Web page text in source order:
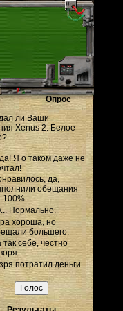
Опрос
ли Ваши
Xenus 2: Белое
Я о таком даже не
да,
обещания
100%
Нормально.
хороша, но
большего.
так себе, честно
потратил деньги.